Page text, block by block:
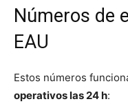
Números de
EAU
Estos números
operativos las 24 h: